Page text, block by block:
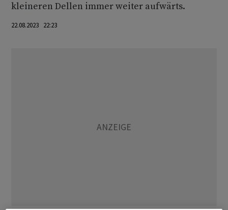
kleineren Dellen immer weiter aufwärts.
22.08.2023 22:23